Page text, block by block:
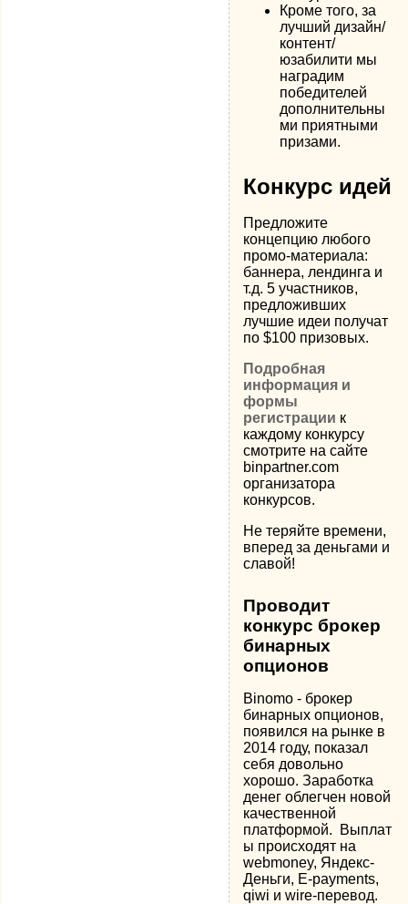
Кроме того, за
лучший дизайн/
контент/
юзабилити мы
наградим
победителей
дополнительны
ми приятными
призами.
Конкурс идей
Предложите
концепцию любого
промо-материала:
баннера, лендинга и
т.д. 5 участников,
предложивших
лучшие идеи получат
по $100 призовых.
Подробная
информация и
формы
регистрации к
каждому конкурсу
смотрите на сайте
binpartner.com
организатора
конкурсов.
Не теряйте времени,
вперед за деньгами и
славой!
Проводит
конкурс брокер
бинарных
опционов
Binomo - брокер
бинарных опционов,
появился на рынке в
2014 году, показал
себя довольно
хорошо. Заработка
денег облегчен новой
качественной
платформой. Выплат
ы происходят на
webmoney, Яндекс-
Деньги, E-payments,
qiwi и wire-перевод.